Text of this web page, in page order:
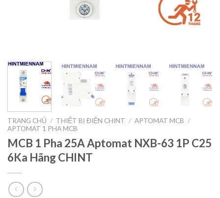
TRANG CHỦ / THIẾT BỊ ĐIỆN CHINT / APTOMAT MCB /
APTOMAT 1 PHA MCB
MCB 1 Pha 25A Aptomat NXB-63 1P C25
6Ka Hãng CHINT